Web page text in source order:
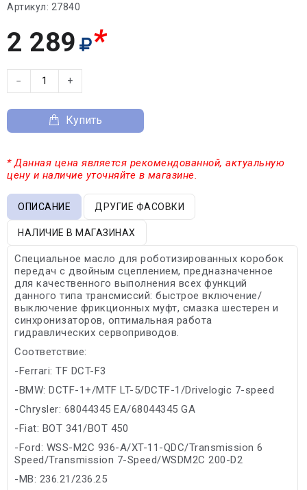
Артикул: 27840
2 289 *
− +
Купить
* Данная цена является рекомендованной, актуальную
цену и наличие уточняйте в магазине.
ОПИСАНИЕ ДРУГИЕ ФАСОВКИ
НАЛИЧИЕ В МАГАЗИНАХ
Специальное масло для роботизированных коробок
передач с двойным сцеплением, предназначенное
для качественного выполнения всех функций
данного типа трансмиссий: быстрое включение/
выключение фрикционных муфт, смазка шестерен и
синхронизаторов, оптимальная работа
гидравлических сервоприводов.
Соответствие:
-Ferrari: TF DCT-F3
-BMW: DCTF-1+/MTF LT-5/DCTF-1/Drivelogic 7-speed
-Chrysler: 68044345 EA/68044345 GA
-Fiat: BOT 341/BOT 450
-Ford: WSS-M2C 936-A/XT-11-QDC/Transmission 6
Speed/Transmission 7-Speed/WSDM2C 200-D2
-MB: 236.21/236.25